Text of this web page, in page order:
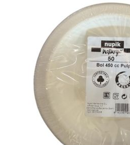
COMMUNION
OCCASIONS
SPÉCIALES